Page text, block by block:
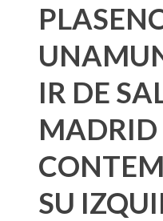
IR DE
MADRID
SU